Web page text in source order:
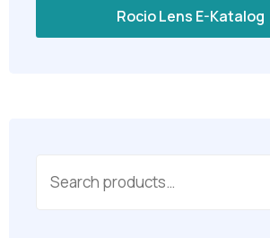
Rocio Lens E-Katalog